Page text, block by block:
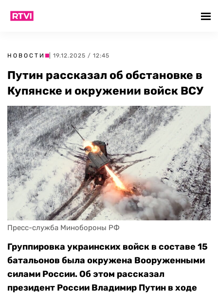
НОВОСТИ | 19.12.2025 / 12:45
Путин рассказал об обстановке в
Купянске и окружении войск ВСУ
Пресс-служба Минобороны РФ
Группировка украинских войск в составе 15
батальонов была окружена Вооруженными
силами России. Об этом рассказал
президент России Владимир Путин в ходе